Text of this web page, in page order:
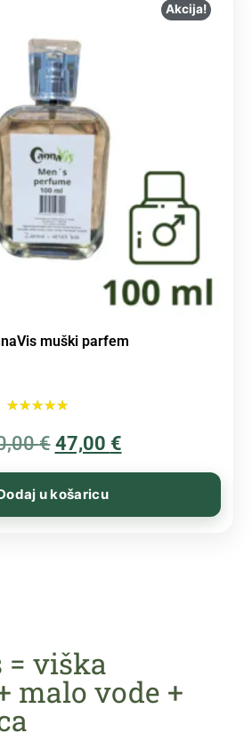
Akcija!
muški parfem
5.00
od 5
€ 47,00 €
u košaricu
= viška
malo vode +